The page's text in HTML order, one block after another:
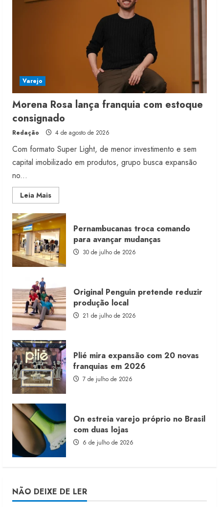
Varejo
Morena Rosa lança franquia com estoque
consignado
Redação 4 de agosto de 2026
Com formato Super Light, de menor investimento e sem
capital imobilizado em produtos, grupo busca expansão
no...
Leia MaisRead
more
Morena
Rosa
lança
franquia
com
estoque
consignado
Pernambucanas troca comando
para avançar mudanças
30 de julho de 2026
Original Penguin pretende reduzir
produção local
21 de julho de 2026
Plié mira expansão com 20 novas
franquias em 2026
7 de julho de 2026
On estreia varejo próprio no Brasil
com duas lojas
6 de julho de 2026
NÃO DEIXE DE LER